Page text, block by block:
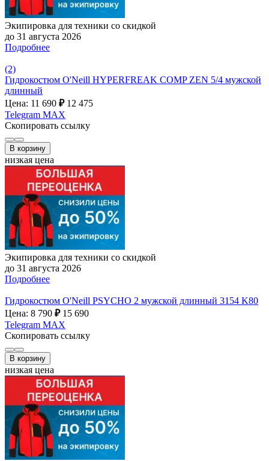
Экипировка для техники со скидкой
до 31 августа 2026
Подробнее
(2)
Гидрокостюм O'Neill HYPERFREAK COMP ZEN 5/4 мужской
длинный
Цена: 11 690 ₽ 12 475
Telegram MAX
Скопировать ссылку
В корзину
низкая цена
Экипировка для техники со скидкой
до 31 августа 2026
Подробнее
Гидрокостюм O'Neill PSYCHO 2 мужской длинный 3154 K80
Цена: 8 790 ₽ 15 690
Telegram MAX
Скопировать ссылку
В корзину
низкая цена